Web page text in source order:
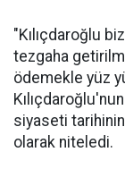
"Kılıçdaroğlu
tezgaha
ödemekle yüz
siyaseti tarihinin
olarak niteledi.